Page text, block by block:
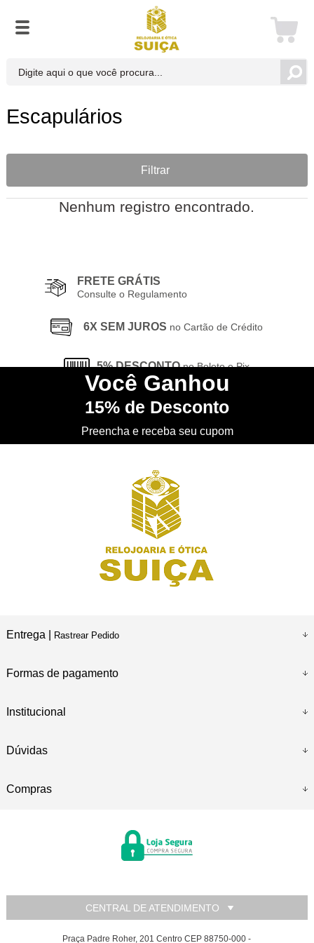
Escapulários
Filtrar
Nenhum registro encontrado.
FRETE GRÁTIS
Consulte o Regulamento
6X SEM JUROS no Cartão de Crédito
5% DESCONTO no Boleto e Pix
CONHEÇA nossa Loja Física
Você Ganhou
15% de Desconto
Preencha e receba seu cupom
Entrega | Rastrear Pedido
Formas de pagamento
Institucional
Dúvidas
Compras
CENTRAL DE ATENDIMENTO
Praça Padre Roher, 201 Centro CEP 88750-000 -